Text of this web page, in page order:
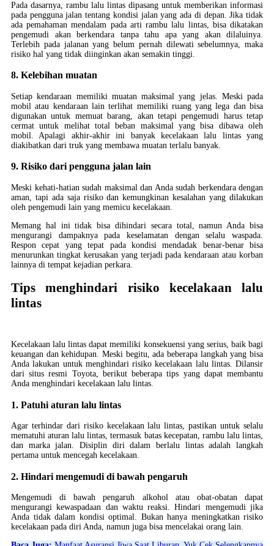
Pada dasarnya, rambu lalu lintas dipasang untuk memberikan informasi
pada pengguna jalan tentang kondisi jalan yang ada di depan. Jika tidak
ada pemahaman mendalam pada arti rambu lalu lintas, bisa dikatakan
pengemudi akan berkendara tanpa tahu apa yang akan dilaluinya.
Terlebih pada jalanan yang belum pernah dilewati sebelumnya, maka
risiko hal yang tidak diinginkan akan semakin tinggi.
8. Kelebihan muatan
Setiap kendaraan memiliki muatan maksimal yang jelas. Meski pada
mobil atau kendaraan lain terlihat memiliki ruang yang lega dan bisa
digunakan untuk memuat barang, akan tetapi pengemudi harus tetap
cermat untuk melihat total beban maksimal yang bisa dibawa oleh
mobil. Apalagi akhir-akhir ini banyak kecelakaan lalu lintas yang
diakibatkan dari truk yang membawa muatan terlalu banyak.
9. Risiko dari pengguna jalan lain
Meski kehati-hatian sudah maksimal dan Anda sudah berkendara dengan
aman, tapi ada saja risiko dan kemungkinan kesalahan yang dilakukan
oleh pengemudi lain yang memicu kecelakaan.
Memang hal ini tidak bisa dihindari secara total, namun Anda bisa
mengurangi dampaknya pada keselamatan dengan selalu waspada.
Respon cepat yang tepat pada kondisi mendadak benar-benar bisa
menurunkan tingkat kerusakan yang terjadi pada kendaraan atau korban
lainnya di tempat kejadian perkara.
Tips menghindari risiko kecelakaan lalu
lintas
Kecelakaan lalu lintas dapat memiliki konsekuensi yang serius, baik bagi
keuangan dan kehidupan. Meski begitu, ada beberapa langkah yang bisa
Anda lakukan untuk menghindari risiko kecelakaan lalu lintas. Dilansir
dari situs resmi Toyota, berikut beberapa tips yang dapat membantu
Anda menghindari kecelakaan lalu lintas.
1. Patuhi aturan lalu lintas
Agar terhindar dari risiko kecelakaan lalu lintas, pastikan untuk selalu
mematuhi aturan lalu lintas, termasuk batas kecepatan, rambu lalu lintas,
dan marka jalan. Disiplin diri dalam berlalu lintas adalah langkah
pertama untuk mencegah kecelakaan.
2. Hindari mengemudi di bawah pengaruh
Mengemudi di bawah pengaruh alkohol atau obat-obatan dapat
mengurangi kewaspadaan dan waktu reaksi. Hindari mengemudi jika
Anda tidak dalam kondisi optimal. Bukan hanya meningkatkan risiko
kecelakaan pada diri Anda, namun juga bisa mencelakai orang lain.